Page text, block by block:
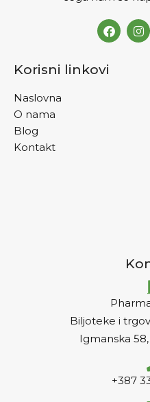
Korisni linkovi
Naslovna
O nama
Blog
Kontakt
Biljoteke i
Igmanska 58,
+387